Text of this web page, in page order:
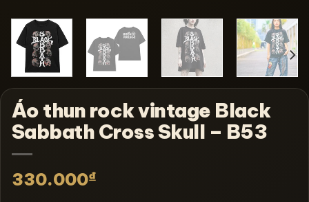
Áo thun rock vintage Black
Sabbath Cross Skull – B53
330.000₫